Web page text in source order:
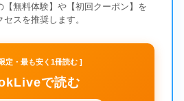
【無料体験】や【初回クーポン】を
スを推奨します。
定・最も安く1冊読む ]
で読む